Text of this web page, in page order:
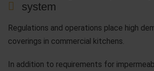
system
Regulations and operations place high
coverings in commercial kitchens.
In addition to requirements for